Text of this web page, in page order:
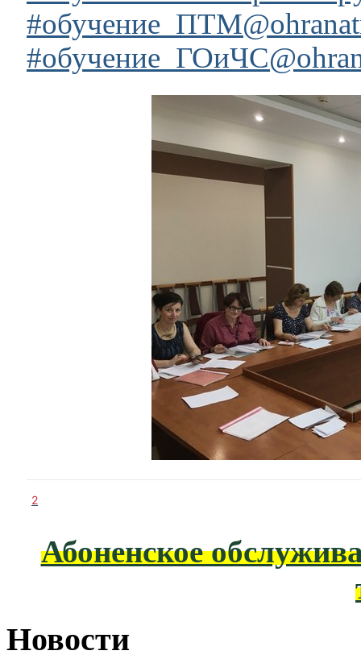
2
Абоненское
Новости